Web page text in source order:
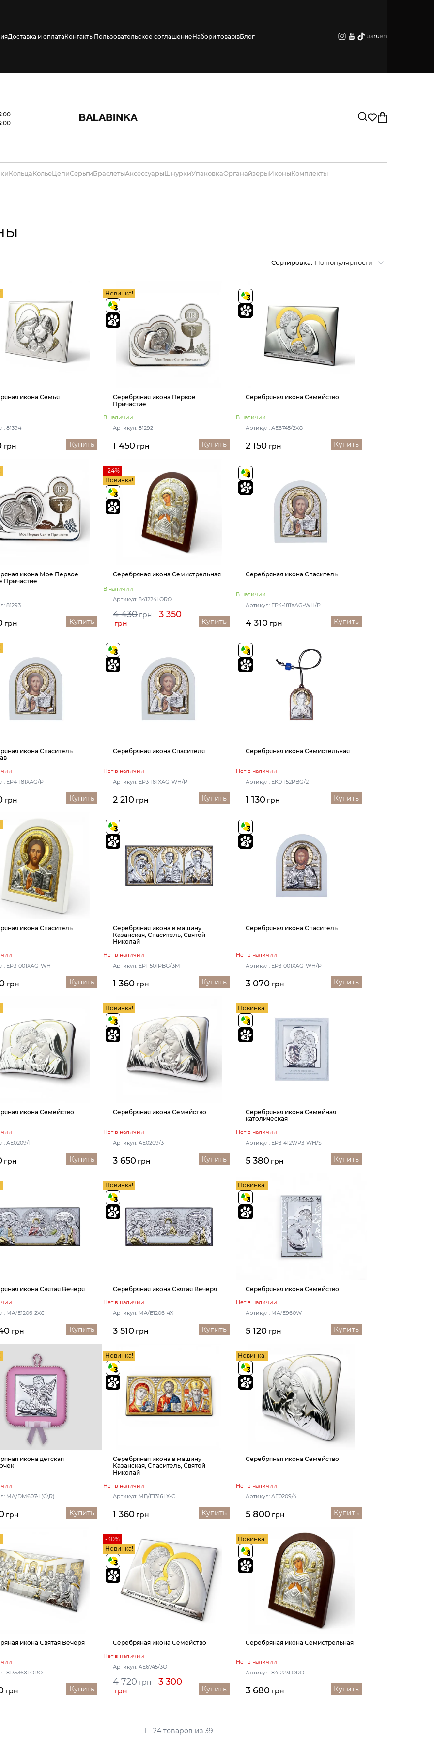
Доставка и оплатаКонтактыПользовательское соглашениеНабори товарівБлог uaruen
КольцаКольеЦепиСерьгиБраслетыАксессуарыШнуркиУпаковкаОрганайзерыИконыКомплекты
Сортировка: По популярности
икона Семья
81394
грн Купить
Новинка!
Серебряная икона Первое
Причастие
В наличии
Артикул: 81292
1 450 грн Купить
Серебряная икона Семейство
В наличии
Артикул: AE6745/2ХO
2 150 грн Купить
икона Мое Первое
Причастие
81293
грн Купить
-24%
Новинка!
Серебряная икона Семистрельная
В наличии
Артикул: 841224LORO
4 430 грн 3 350
грн Купить
Серебряная икона Спаситель
В наличии
Артикул: ЕP4-181XAG-WH/P
4 310 грн Купить
икона Спаситель
EP4-181XАG/P
грн Купить
Серебряная икона Спасителя
Нет в наличии
Артикул: EP3-181XАG-WH/P
2 210 грн Купить
Серебряная икона Семистельная
Нет в наличии
Артикул: EK0-152PBG/2
1 130 грн Купить
икона Спаситель
EP3-001XAG-WH
грн Купить
Серебряная икона в машину
Казанская, Спаситель, Святой
Николай
Нет в наличии
Артикул: EP1-501PBG/3M
1 360 грн Купить
Серебряная икона Спаситель
Нет в наличии
Артикул: EP3-001XAG-WH/P
3 070 грн Купить
икона Семейство
AE0209/1
грн Купить
Новинка!
Серебряная икона Семейство
Нет в наличии
Артикул: AE0209/3
3 650 грн Купить
Новинка!
Серебряная икона Семейная
католическая
Нет в наличии
Артикул: EP3-412WP3-WH/S
5 380 грн Купить
икона Святая Вечеря
MA/E1206-2XC
грн Купить
Новинка!
Серебряная икона Святая Вечеря
Нет в наличии
Артикул: MA/E1206-4X
3 510 грн Купить
Новинка!
Серебряная икона Семейство
Нет в наличии
Артикул: MA/E960W
5 120 грн Купить
икона детская
MA/DM607-L(C\R)
грн Купить
Новинка!
Серебряная икона в машину
Казанская, Спаситель, Святой
Николай
Нет в наличии
Артикул: MB/E1316LX-C
1 360 грн Купить
Новинка!
Серебряная икона Семейство
Нет в наличии
Артикул: AE0209/4
5 800 грн Купить
икона Святая Вечеря
813536XLORO
грн Купить
-30%
Новинка!
Серебряная икона Семейство
Нет в наличии
Артикул: AE6745/3O
4 720 грн 3 300
грн Купить
Новинка!
Серебряная икона Семистрельная
Нет в наличии
Артикул: 841223LORO
3 680 грн Купить
1 - 24 товаров из 39